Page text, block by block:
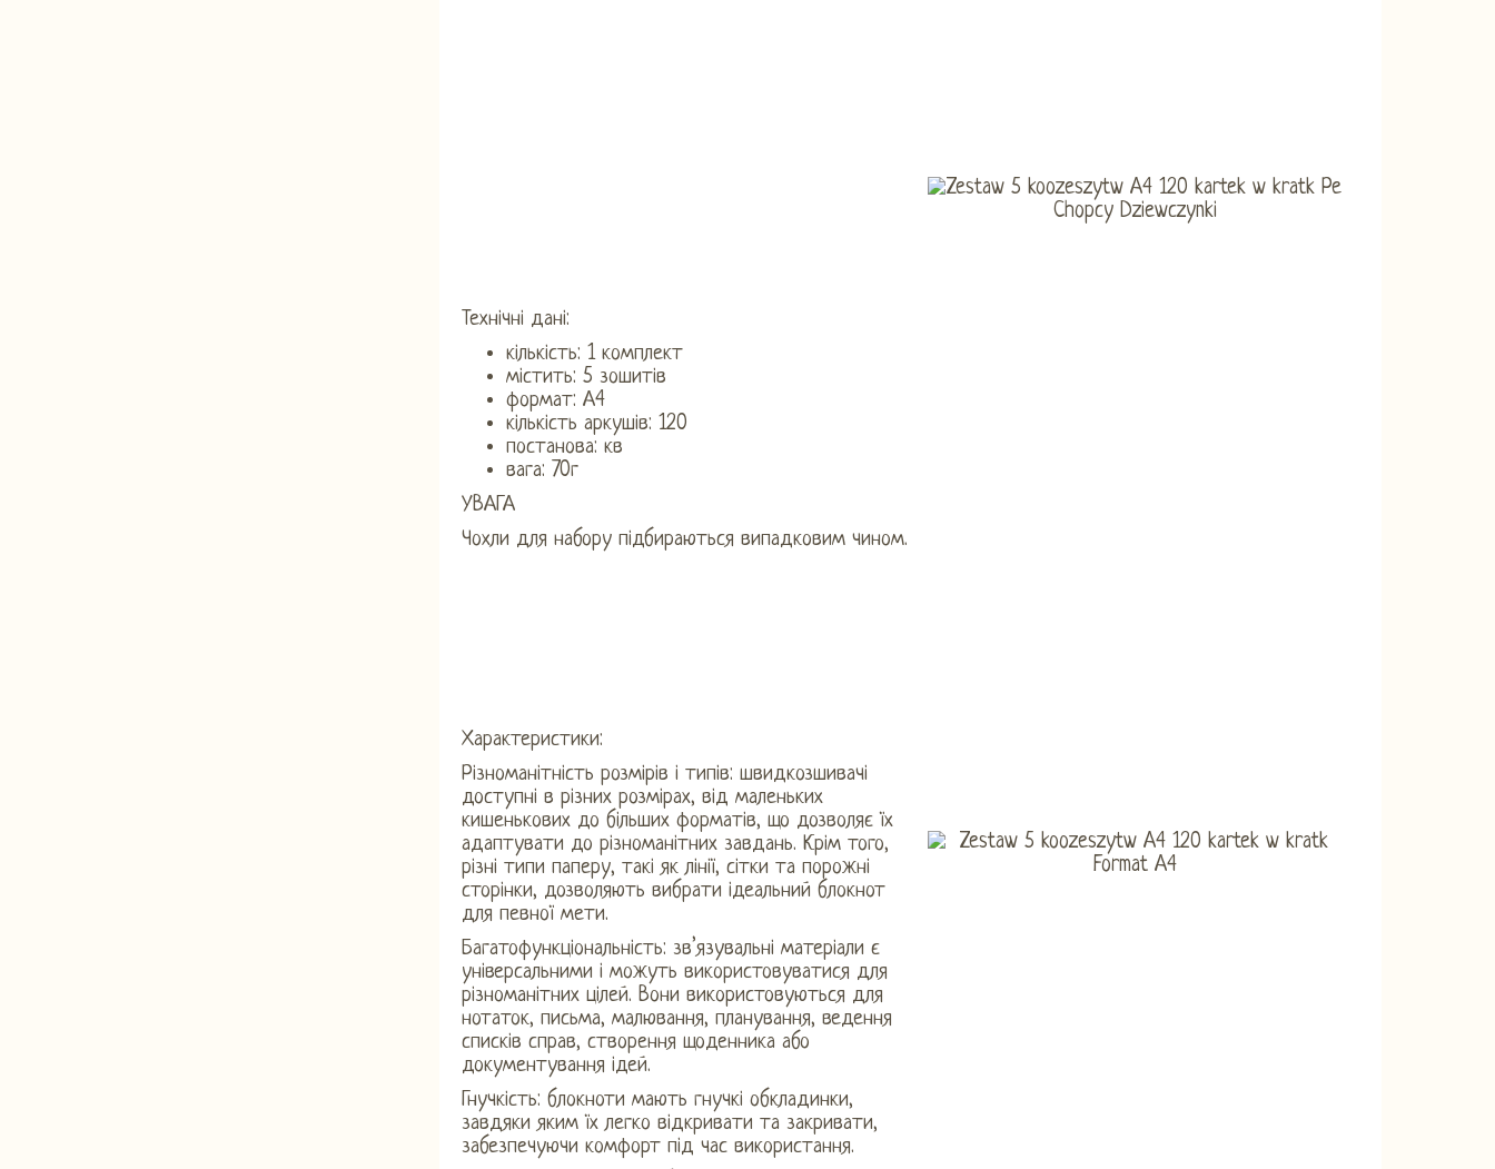
Технічні дані:
кількість: 1 комплект
містить: 5 зошитів
формат: А4
кількість аркушів: 120
постанова: кв
вага: 70г
УВАГА
Чохли для набору підбираються випадковим чином.
Характеристики:
Різноманітність розмірів і типів: швидкозшивачі
доступні в різних розмірах, від маленьких
кишенькових до більших форматів, що дозволяє їх
адаптувати до різноманітних завдань. Крім того,
різні типи паперу, такі як лінії, сітки та порожні
сторінки, дозволяють вибрати ідеальний блокнот
для певної мети.
Багатофункціональність: зв’язувальні матеріали є
універсальними і можуть використовуватися для
різноманітних цілей. Вони використовуються для
нотаток, письма, малювання, планування, ведення
списків справ, створення щоденника або
документування ідей.
Гнучкість: блокноти мають гнучкі обкладинки,
завдяки яким їх легко відкривати та закривати,
забезпечуючи комфорт під час використання.